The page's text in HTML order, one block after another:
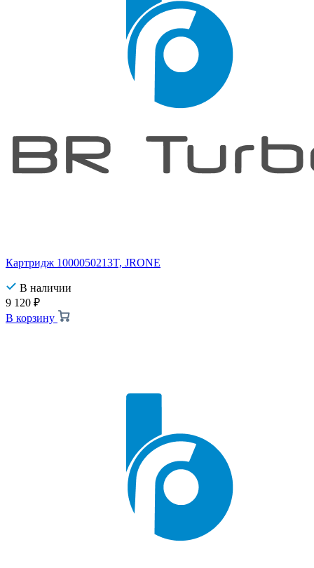
Картридж 1000050213T, JRONE
В наличии
9 120 ₽
В корзину